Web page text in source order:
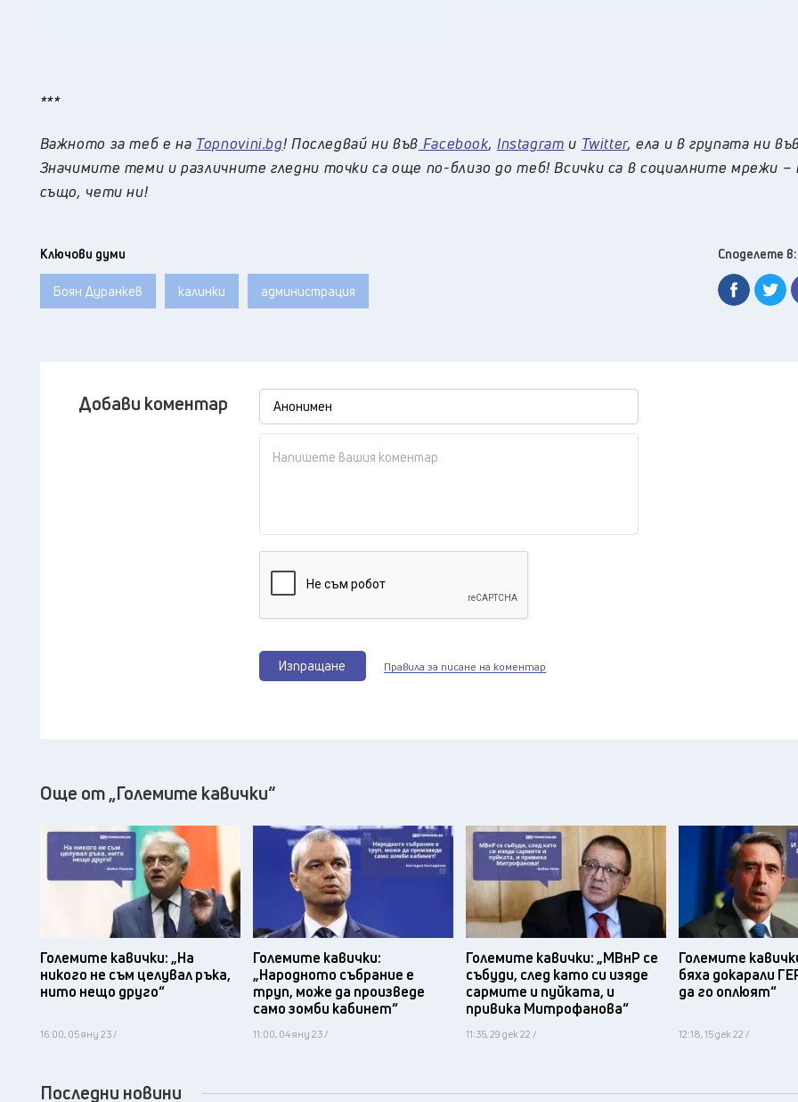
***
Важното за теб е на Topnovini.bg! Последвай ни във Facebook, Instagram и Twitter, ела и в групата ни
Значимите теми и различните гледни точки са още по-близо до теб! Всички са в социалните мрежи –
също, чети ни!
Ключови думи
Боян Дуранкев калинки администрация
Споделете в:
Добави коментар
Изпращане Правила за писане на коментар
Още от „Големите кавички“
Големите кавички: „На
никого не съм целувал ръка,
нито нещо друго“
16:00, 05 яну 23 /
Големите кавички:
„Народното събрание е
труп, може да произведе
само зомби кабинет“
11:00, 04 яну 23 /
Големите кавички: „МВнР се
събуди, след като си изяде
сармите и пуйката, и
привика Митрофанова“
11:35, 29 дек 22 /
Големите
бяха докарали
да го оплюят“
12:18, 15 дек 22 /
Последни новини